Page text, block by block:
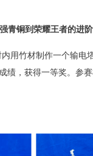
青铜到荣耀王者的进
竹材制作一个输
，获得一等奖。